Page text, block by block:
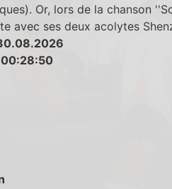
Or, lors de la chanson
avec ses deux acolytes